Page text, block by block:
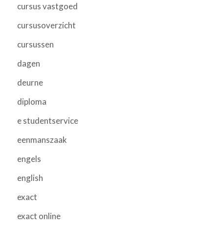
cursus vastgoed
cursusoverzicht
cursussen
dagen
deurne
diploma
e studentservice
eenmanszaak
engels
english
exact
exact online